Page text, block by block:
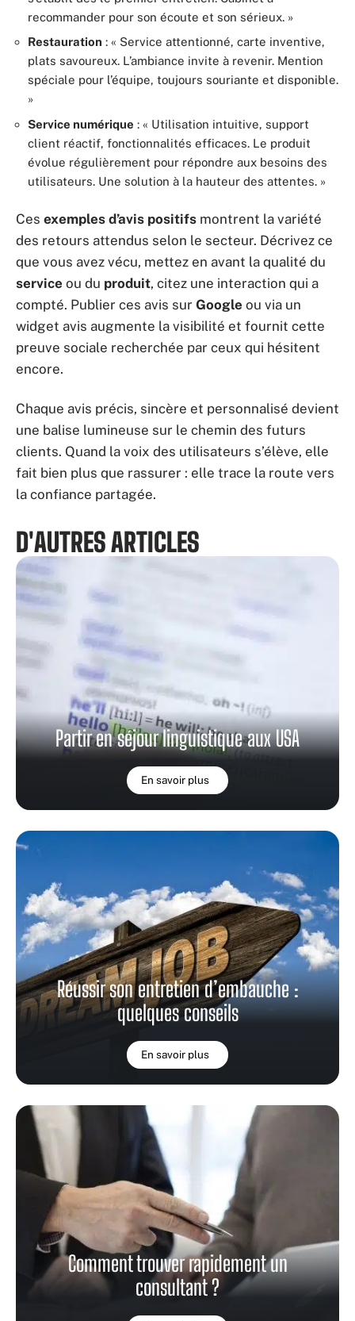
recommander pour son écoute et son sérieux. »
Restauration : « Service attentionné, carte inventive,
plats savoureux. L’ambiance invite à revenir. Mention
spéciale pour l’équipe, toujours souriante et disponible.
»
Service numérique : « Utilisation intuitive, support
client réactif, fonctionnalités efficaces. Le produit
évolue régulièrement pour répondre aux besoins des
utilisateurs. Une solution à la hauteur des attentes. »
Ces exemples d’avis positifs montrent la variété
des retours attendus selon le secteur. Décrivez ce
que vous avez vécu, mettez en avant la qualité du
service ou du produit, citez une interaction qui a
compté. Publier ces avis sur Google ou via un
widget avis augmente la visibilité et fournit cette
preuve sociale recherchée par ceux qui hésitent
encore.
Chaque avis précis, sincère et personnalisé devient
une balise lumineuse sur le chemin des futurs
clients. Quand la voix des utilisateurs s’élève, elle
fait bien plus que rassurer : elle trace la route vers
la confiance partagée.
D'AUTRES ARTICLES
Partir en séjour linguistique aux USA
En savoir plus
Réussir son entretien d’embauche :
quelques conseils
En savoir plus
Comment trouver rapidement un
consultant ?